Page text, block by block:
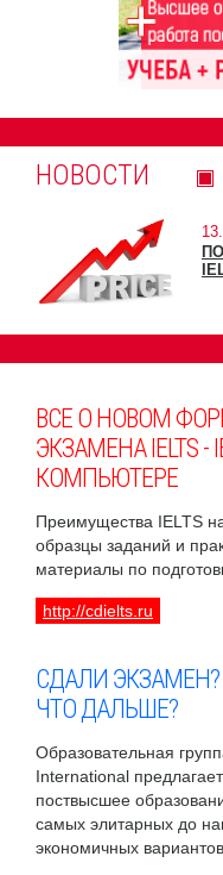
НОВОСТИ
ВСЕ О НОВОМ
ЭКЗАМЕНА IELTS -
КОМПЬЮТЕРЕ
Преимущества IELTS
образцы заданий и
материалы по
http://cdielts.ru
СДАЛИ ЭКЗАМЕН?
ЧТО ДАЛЬШЕ?
Образовательная
International
поствысшее
самых элитарных до
экономичных вариантов